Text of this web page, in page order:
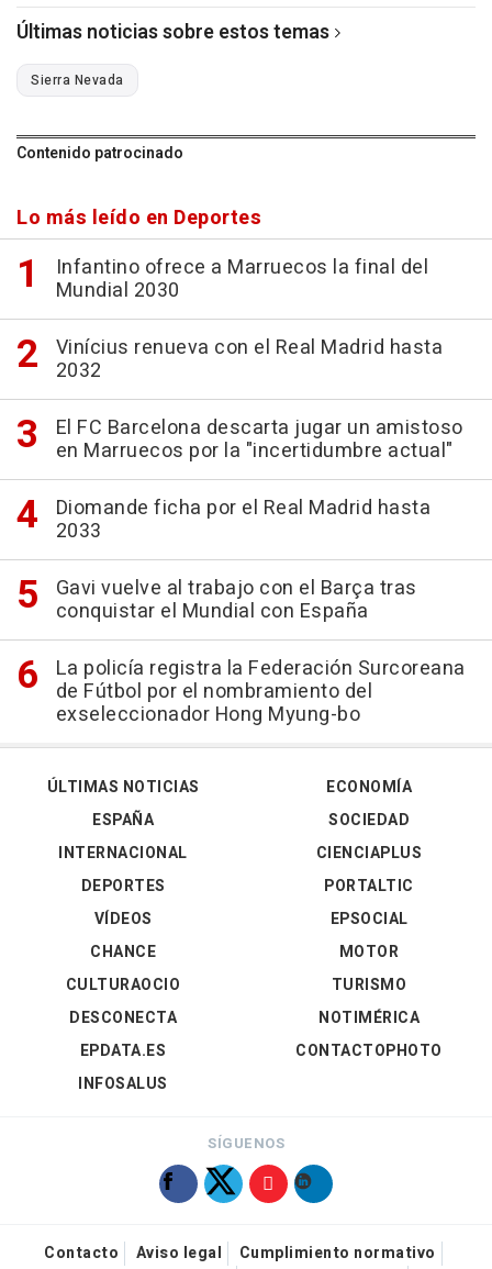
Últimas noticias sobre estos temas
Sierra Nevada
Contenido patrocinado
Lo más leído en Deportes
Infantino ofrece a Marruecos la final del
Mundial 2030
Vinícius renueva con el Real Madrid hasta
2032
El FC Barcelona descarta jugar un amistoso
en Marruecos por la "incertidumbre actual"
Diomande ficha por el Real Madrid hasta
2033
Gavi vuelve al trabajo con el Barça tras
conquistar el Mundial con España
La policía registra la Federación Surcoreana
de Fútbol por el nombramiento del
exseleccionador Hong Myung-bo
ÚLTIMAS NOTICIAS
ESPAÑA
INTERNACIONAL
DEPORTES
VÍDEOS
ECONOMÍA
SOCIEDAD
CIENCIAPLUS
PORTALTIC
EPSOCIAL
CHANCE
CULTURAOCIO
DESCONECTA
EPDATA.ES
INFOSALUS
MOTOR
TURISMO
NOTIMÉRICA
CONTACTOPHOTO
SÍGUENOS
Contacto Aviso legal
Cumplimiento normativo